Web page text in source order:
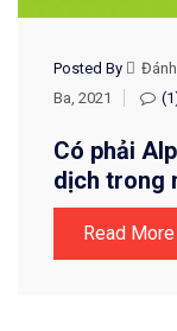
Posted By
Ba, 2021
Có phải
dịch trong
Read More